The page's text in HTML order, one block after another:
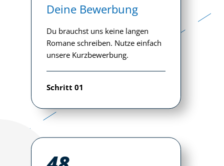
Deine Bewerbung
Du brauchst uns keine langen
Romane schreiben. Nutze einfach
unsere Kurzbewerbung.
Schritt 01